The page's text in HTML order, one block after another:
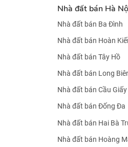
Nhà đất bán Hà
Nhà đất bán Ba Đình
Nhà đất bán Hoàn
Nhà đất bán Tây Hồ
Nhà đất bán Long
Nhà đất bán Cầu Giấy
Nhà đất bán Đống Đa
Nhà đất bán Hai Bà
Nhà đất bán Hoàng